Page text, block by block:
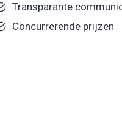
Transparante
Concurrerende prijzen